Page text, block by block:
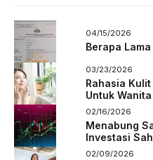
04/15/2026
Berapa
03/23/2026
Rahasia
Untuk
02/16/2026
Menabung
Investasi
02/09/2026